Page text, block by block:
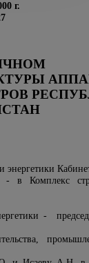
г.
в Комплекс
-